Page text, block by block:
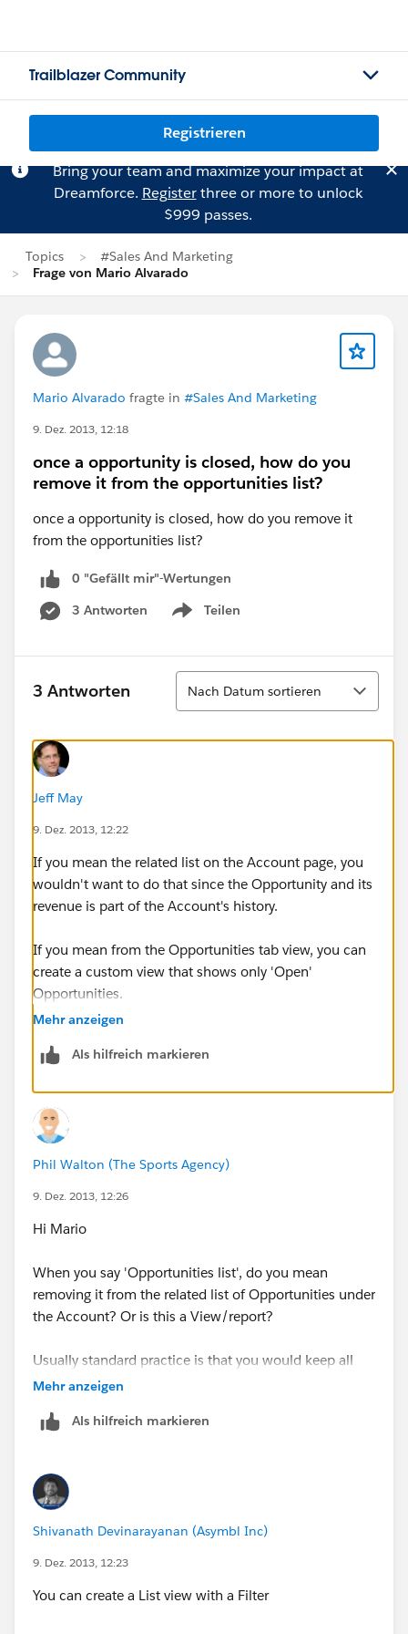
Trailblazer Community
Registrieren
Bring your team and maximize your impact at
Dreamforce. Registerthree or more to unlock
$999 passes.
Topics
#Sales And Marketing
Frage von Mario Alvarado
Mario Alvarado fragte in #Sales And Marketing
9. Dez. 2013, 12:18
once a opportunity is closed, how do you
remove it from the opportunities list?
once a opportunity is closed, how do you remove it
from the opportunities list?
0 "Gefällt mir"-Wertungen
3 Antworten
Teilen
Show menu
3 Antworten
Sortieren
Nach Datum sortieren
Jeff May
9. Dez. 2013, 12:22
If you mean the related list on the Account page, you
wouldn't want to do that since the Opportunity and its
revenue is part of the Account's history.
If you mean from the Opportunities tab view, you can
create a custom view that shows only 'Open'
Opportunities.
Mehr anzeigen
Als hilfreich markieren
Phil Walton (The Sports Agency)
9. Dez. 2013, 12:26
Hi Mario
When you say 'Opportunities list', do you mean
removing it from the related list of Opportunities under
the Account? Or is this a View/report?
Usually standard practice is that you would keep all
Opportunites (i.e. not delete or remove any
at a later date. But of course it is very significant to see
to seal the deal.
Phil
Mehr anzeigen
Als hilfreich markieren
Shivanath Devinarayanan (Asymbl Inc)
9. Dez. 2013, 12:23
You can create a List view with a Filter